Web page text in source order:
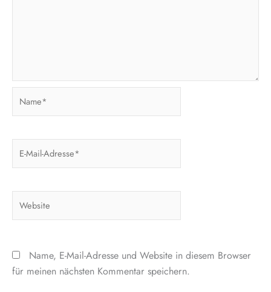
Website
Name, E-Mail-Adresse und Website in diesem Browser
für meinen nächsten Kommentar speichern.